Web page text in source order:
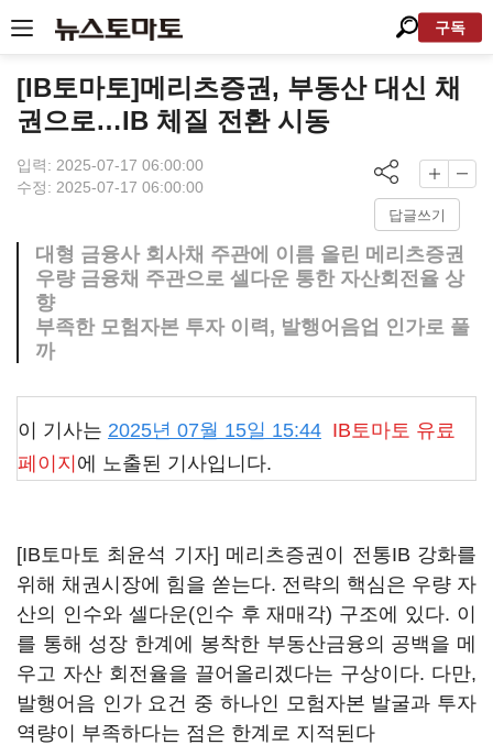
구독
[IB토마토]메리츠증권, 부동산 대신 채
권으로…IB 체질 전환 시동
입력: 2025-07-17 06:00:00
수정: 2025-07-17 06:00:00
답글쓰기
대형 금융사 회사채 주관에 이름 올린 메리츠증권
우량 금융채 주관으로 셀다운 통한 자산회전율 상
향
부족한 모험자본 투자 이력, 발행어음업 인가로 풀
까
이 기사는 2025년 07월 15일 15:44 IB토마토 유료
페이지 에 노출된 기사입니다.
[IB토마토 최윤석 기자] 메리츠증권이 전통IB 강화를
위해 채권시장에 힘을 쏟는다. 전략의 핵심은 우량 자
산의 인수와 셀다운(인수 후 재매각) 구조에 있다. 이
를 통해 성장 한계에 봉착한 부동산금융의 공백을 메
우고 자산 회전율을 끌어올리겠다는 구상이다. 다만,
발행어음 인가 요건 중 하나인 모험자본 발굴과 투자
역량이 부족하다는 점은 한계로 지적된다